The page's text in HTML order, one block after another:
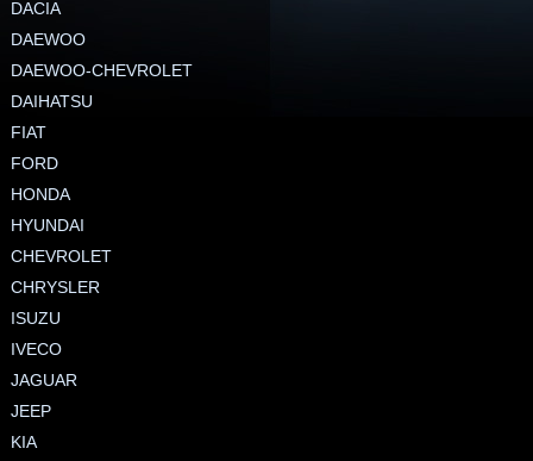
DACIA
DAEWOO
DAEWOO-CHEVROLET
DAIHATSU
FIAT
FORD
HONDA
HYUNDAI
CHEVROLET
CHRYSLER
ISUZU
IVECO
JAGUAR
JEEP
KIA